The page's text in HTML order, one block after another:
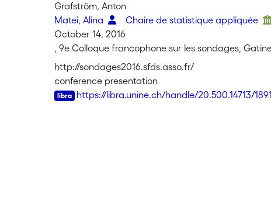
Grafström, Anton
Matei, Alina
Chaire de statistique appliquée
October 14, 2016
, 9e Colloque francophone sur les sondages,
http://sondages2016.sfds.asso.fr/
conference presentation
https://libra.unine.ch/handle/20.500.14713/